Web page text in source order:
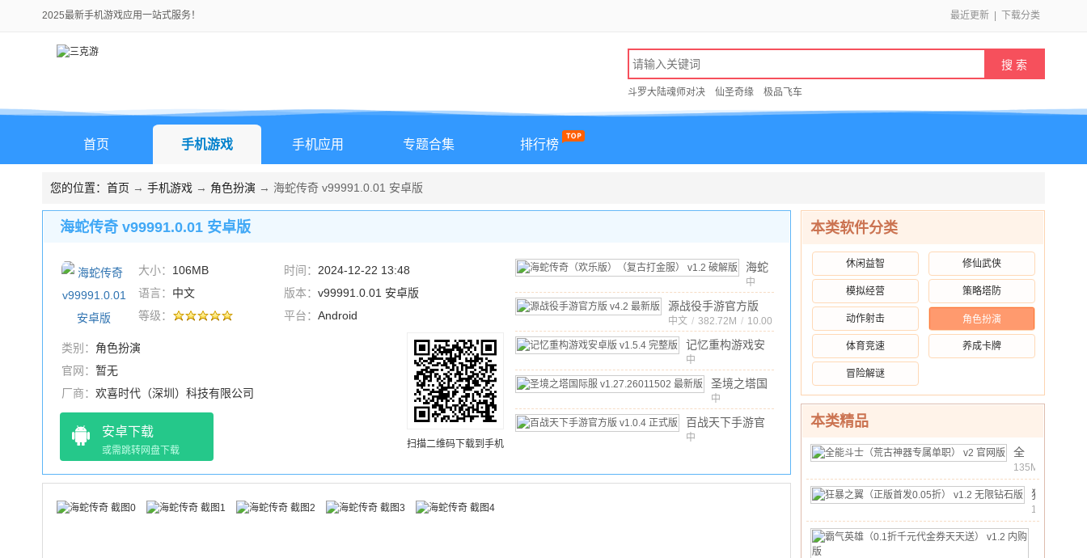
2025最新手机游戏应用一站式服务！ 最近更新 下载分类
斗罗大陆魂师对决 仙圣奇缘 极品飞车
首页 手机游戏 手机应用 专题合集 排行榜
您的位置： 首页 → 手机游戏 → 角色扮演 → 海蛇传奇 v99991.0.01 安卓版
海蛇传奇 v99991.0.01 安卓版
大小： 106MB 时间： 2024-12-22 13:48
语言： 中文 版本： v99991.0.01 安卓版
等级：
平台： Android
类别： 角色扮演
官网： 暂无
厂商： 欢喜时代（深圳）科技有限公司
安卓下载
或需跳转网盘下载
海蛇
传奇
（欢
乐
版）
（复
金
v1.2
破解
中
文 / 145MB
源战役手游官方版
v4.2 最新版
中文 / 382.72M / 10.00
记忆重构游戏安
卓版
版
中
文 / 471.3M / 10.00
圣境之塔国
际服
v1.27.26011502
最新版
中
文 / 169.25M
百战天下手游官
方版
中
扫描二维码下载到手机
本类软件分类
休闲益智 修仙武侠
模拟经营 策略塔防
动作射击 角色扮演
体育竞速 养成卡牌
冒险解谜
本类精品
全
能
斗
士
（荒
古
135MB
中
文
10.00
狂
暴
1MB
中